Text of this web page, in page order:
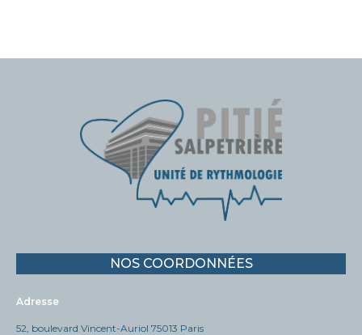
NOS COORDONNÉES
Adresse
52, boulevard Vincent-Auriol 75013 Paris